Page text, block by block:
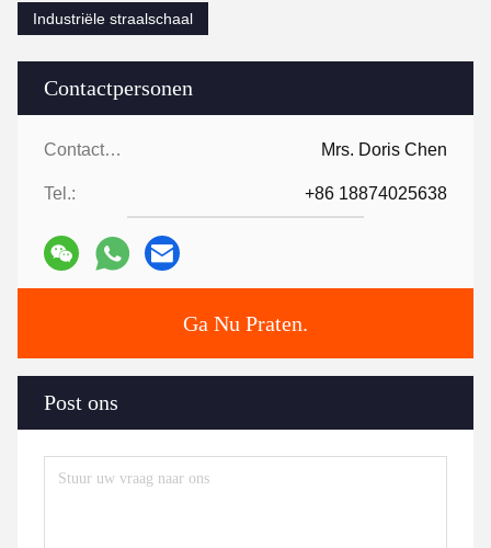
Contactpersonen
Contactpersonen: Mrs. Doris Chen
Tel.: +86 18874025638
Ga Nu Praten.
Post ons
Industriële straalschaal